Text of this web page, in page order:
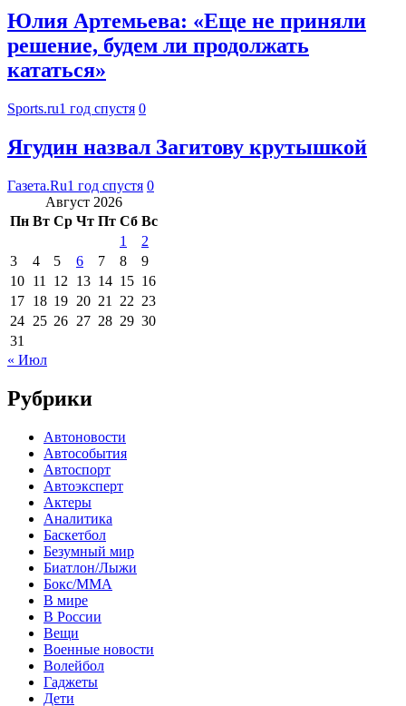
Юлия Артемьева: «Еще не приняли
решение, будем ли продолжать
кататься»
Sports.ru1 год спустя 0
Ягудин назвал Загитову крутышкой
Газета.Ru1 год спустя 0
Август 2026
Пн Вт Ср Чт Пт Сб Вс
1
2
3
4 5 6 7 8
9
10 11 12 13 14 15 16
17 18 19 20 21 22 23
24 25 26 27 28 29 30
31
« Июл
Рубрики
Автоновости
Автособытия
Автоспорт
Автоэксперт
Актеры
Аналитика
Баскетбол
Безумный мир
Биатлон/Лыжи
Бокс/MMA
В мире
В России
Вещи
Военные новости
Волейбол
Гаджеты
Дети